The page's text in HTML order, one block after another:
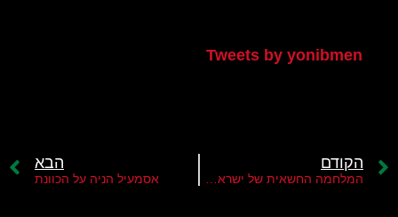
Tweets by yonibmen
הקודם הבא
אסמעיל הניה על הכוונת